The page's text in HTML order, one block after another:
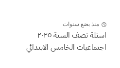
منذ بضع سنوات
اسئلة نصف السنة ٢٠٢٥
اجتماعيات الخامس الابتدائي